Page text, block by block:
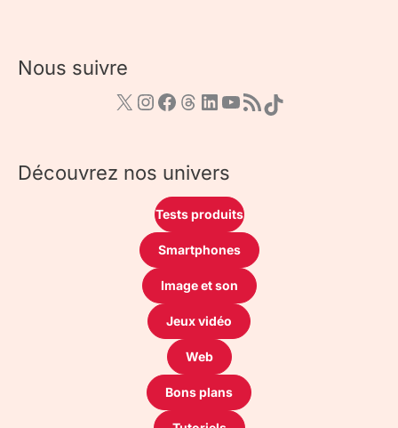
Nous suivre
Découvrez nos univers
Tests produits
Smartphones
Image et son
Jeux vidéo
Web
Bons plans